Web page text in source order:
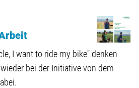
I want to ride my bike" denken
bei der Initiative von dem